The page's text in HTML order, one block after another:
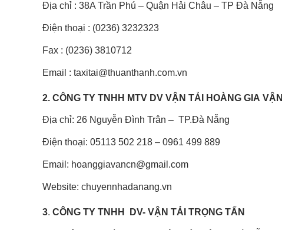
Địa chỉ : 38A Trần Phú – Quận Hải Châu – TP Đà Nẵng
Điện thoại : (0236) 3232323
Fax : (0236) 3810712
Email : taxitai@thuanthanh.com.vn
2. CÔNG TY TNHH MTV DV VẬN TẢI HOÀNG GIA VẬN
Địa chỉ: 26 Nguyễn Đình Trân – TP.Đà Nẵng
Điện thoại: 05113 502 218 – 0961 499 889
Email: hoanggiavancn@gmail.com
Website: chuyennhadanang.vn
3. CÔNG TY TNHH DV- VẬN TẢI TRỌNG TẤN